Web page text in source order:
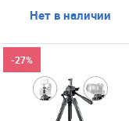
Нет в наличии
-27%